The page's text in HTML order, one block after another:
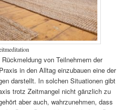
von Teilnehmern der
in den Alltag einzubauen eine der
darstellt. In solchen Situationen gibt
trotz Zeitmangel nicht gänzlich zu
aber auch, wahrzunehmen, dass